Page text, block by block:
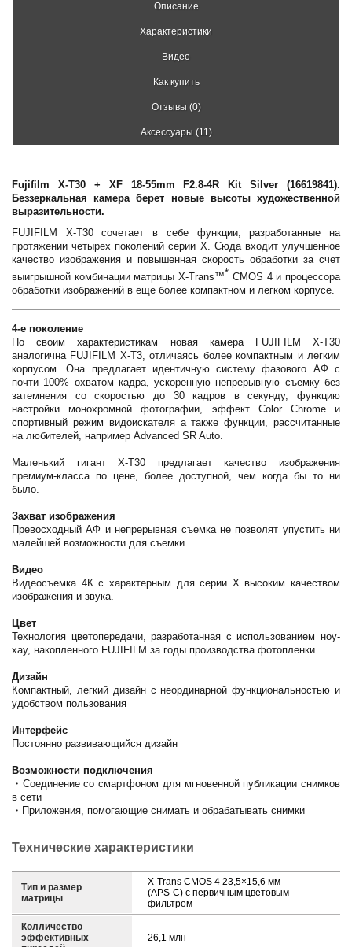
Описание
Характеристики
Видео
Как купить
Отзывы (0)
Аксессуары (11)
Fujifilm X-T30 + XF 18-55mm F2.8-4R Kit Silver (16619841).
Беззеркальная камера берет новые высоты художественной
выразительности.
FUJIFILM X-T30 сочетает в себе функции, разработанные на
протяжении четырех поколений серии X. Сюда входит улучшенное
качество изображения и повышенная скорость обработки за счет
выигрышной комбинации матрицы X-Trans™* CMOS 4 и процессора
обработки изображений в еще более компактном и легком корпусе.
4-е поколение
По своим характеристикам новая камера FUJIFILM X-T30
аналогична FUJIFILM X-T3, отличаясь более компактным и легким
корпусом. Она предлагает идентичную систему фазового АФ с
почти 100% охватом кадра, ускоренную непрерывную съемку без
затемнения со скоростью до 30 кадров в секунду, функцию
настройки монохромной фотографии, эффект Color Chrome и
спортивный режим видоискателя а также функции, рассчитанные
на любителей, например Advanced SR Auto.
Маленький гигант X-T30 предлагает качество изображения
премиум-класса по цене, более доступной, чем когда бы то ни
было.
Захват изображения
Превосходный АФ и непрерывная съемка не позволят упустить ни
малейшей возможности для съемки
Видео
Видеосъемка 4К с характерным для серии Х высоким качеством
изображения и звука.
Цвет
Технология цветопередачи, разработанная с использованием ноу-
хау, накопленного FUJIFILM за годы производства фотопленки
Дизайн
Компактный, легкий дизайн с неординарной функциональностью и
удобством пользования
Интерфейс
Постоянно развивающийся дизайн
Возможности подключения
・Соединение со смартфоном для мгновенной публикации снимков
в сети
・Приложения, помогающие снимать и обрабатывать снимки
Технические характеристики
Тип и размер
матрицы
X-Trans CMOS 4 23,5×15,6 мм
(APS-C) с первичным цветовым
фильтром
Колличество
эффективных
26,1 млн